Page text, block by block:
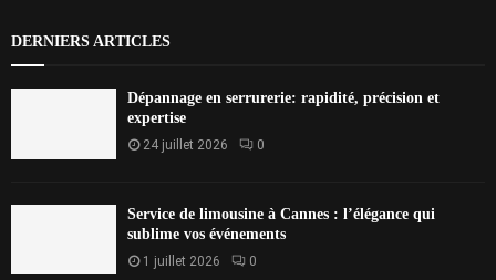
DERNIERS ARTICLES
Dépannage en serrurerie: rapidité, précision et
expertise
24 juillet 2026 0
Service de limousine à Cannes : l’élégance qui
sublime vos événements
1 juillet 2026 0